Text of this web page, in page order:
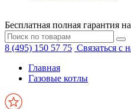
Бесплатная полная гарантия
8 (495) 150 57 75 Связаться с
Главная
Газовые котлы